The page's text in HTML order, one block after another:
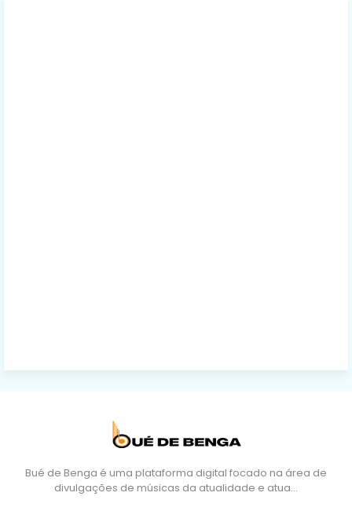
Bué de Benga é uma plataforma digital focado na área de
divulgações de músicas da atualidade e atua…